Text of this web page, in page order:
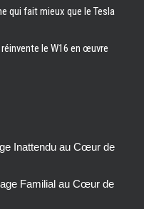
qui fait mieux que le Tesla
le W16 en œuvre
Inattendu au Cœur de
Familial au Cœur de